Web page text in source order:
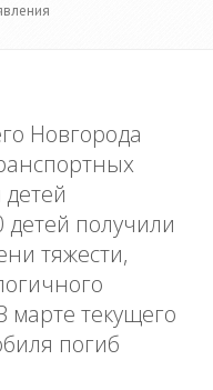
Новгорода
детей получили
тяжести,
марте текущего
погиб